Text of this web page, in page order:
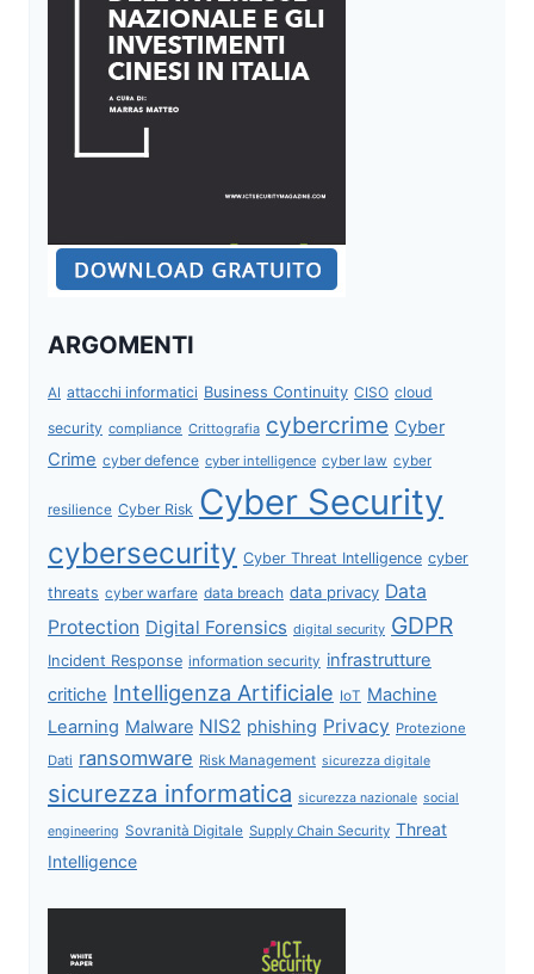
ARGOMENTI
AI attacchi informatici Business Continuity CISO cloud
security compliance Crittografia cybercrime Cyber
Crime cyber defence cyber intelligence cyber law cyber
resilience Cyber Risk Cyber Security
cybersecurity Cyber Threat Intelligence cyber
threats cyber warfare data breach data privacy Data
Protection Digital Forensics digital security GDPR
Incident Response information security infrastrutture
critiche Intelligenza Artificiale IoT Machine
Learning Malware NIS2 phishing Privacy Protezione
Dati ransomware Risk Management sicurezza digitale
sicurezza informatica sicurezza nazionale social
engineering Sovranità Digitale Supply Chain Security Threat
Intelligence